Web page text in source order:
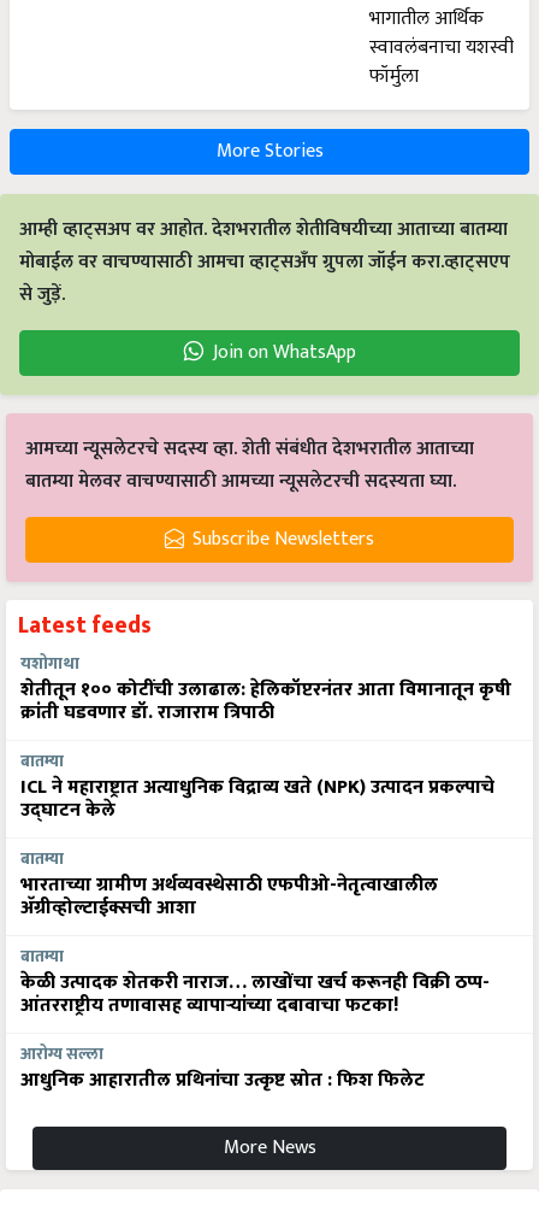
More Stories
आम्ही व्हाट्सअप वर आहोत. देशभरातील शेतीविषयीच्या आताच्या बातम्या
मोबाईल वर वाचण्यासाठी आमचा व्हाट्सअँप ग्रुपला जॉईन करा.व्हाट्सएप
से जुड़ें.
Join on WhatsApp
आमच्या न्यूसलेटरचे सदस्य व्हा. शेती संबंधीत देशभरातील आताच्या
बातम्या मेलवर वाचण्यासाठी आमच्या न्यूसलेटरची सदस्यता घ्या.
Subscribe Newsletters
Latest feeds
यशोगाथा
शेतीतून १०० कोटींची उलाढाल: हेलिकॉप्टरनंतर आता विमानातून कृषी
क्रांती घडवणार डॉ. राजाराम त्रिपाठी
बातम्या
ICL ने महाराष्ट्रात अत्याधुनिक विद्राव्य खते (NPK) उत्पादन प्रकल्पाचे
उद्घाटन केले
बातम्या
भारताच्या ग्रामीण अर्थव्यवस्थेसाठी एफपीओ-नेतृत्वाखालील
अ‍ॅग्रीव्होल्टाईक्सची आशा
बातम्या
केळी उत्पादक शेतकरी नाराज… लाखोंचा खर्च करूनही विक्री ठप्प-
आंतरराष्ट्रीय तणावासह व्यापाऱ्यांच्या दबावाचा फटका!
आरोग्य सल्ला
आधुनिक आहारातील प्रथिनांचा उत्कृष्ट स्रोत : फिश फिलेट
More News